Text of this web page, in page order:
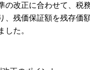
の改正に合わせて、税
、残価保証額を残存価
した。